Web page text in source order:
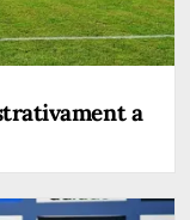
a